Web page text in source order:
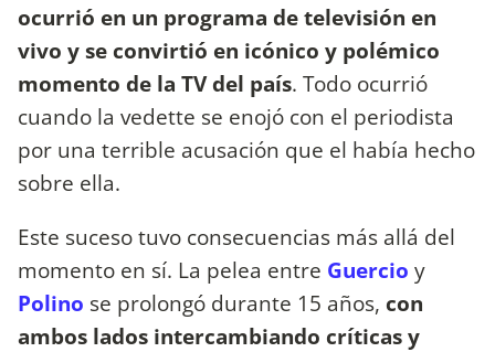
ocurrió en un programa de televisión en
vivo y se convirtió en icónico y polémico
momento de la TV del país. Todo ocurrió
cuando la vedette se enojó con el periodista
por una terrible acusación que el había hecho
sobre ella.
Este suceso tuvo consecuencias más allá del
momento en sí. La pelea entre Guercio y
Polino se prolongó durante 15 años, con
ambos lados intercambiando críticas y